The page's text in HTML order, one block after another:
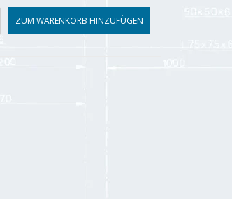
ZUM WARENKORB HINZUFÜGEN